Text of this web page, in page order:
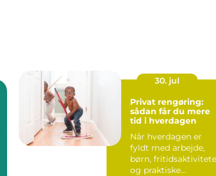
30. jul
Privat rengøring:
sådan får du mere
tid i hverdagen
Når hverdagen er
fyldt med arbejde,
børn,
og praktiske